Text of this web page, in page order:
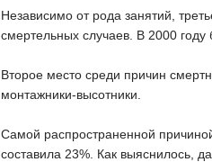
Независимо от рода занятий,
смертельных случаев. В 2000
Второе место среди причин
монтажники-высотники.
Самой распространенной
составила 23%. Как выяснилось,